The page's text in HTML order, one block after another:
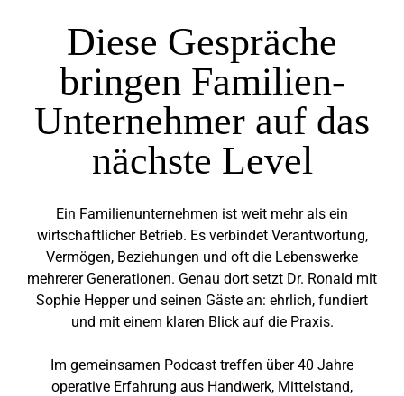
Diese Gespräche
bringen Familien-
Unternehmer auf das
nächste Level
Ein Familienunternehmen ist weit mehr als ein
wirtschaftlicher Betrieb. Es verbindet Verantwortung,
Vermögen, Beziehungen und oft die Lebenswerke
mehrerer Generationen. Genau dort setzt Dr. Ronald mit
Sophie Hepper und seinen Gäste an: ehrlich, fundiert
und mit einem klaren Blick auf die Praxis.
Im gemeinsamen Podcast treffen über 40 Jahre
operative Erfahrung aus Handwerk, Mittelstand,